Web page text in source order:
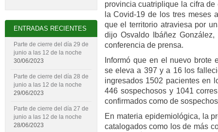
provincia cuatriplique la cifra
la Covid-19 de los tres meses
que el territorio atraviesa por
dijo Osvaldo Ibáñez
conferencia de prensa.
Informó que en el nuevo brote
se eleva a 397 y a 16 los
ingresados 1502 pacientes en
446 sospechosos y 1041
confirmados como de
En materia epidemiológica, la
catalogados como los de más
ENTRADAS RECIENTES
Parte de cierre del día 29 de
junio a las 12 de la noche
30/06/2023
Parte de cierre del día 28 de
junio a las 12 de la noche
29/06/2023
Parte de cierre del día 27 de
junio a las 12 de la noche
28/06/2023